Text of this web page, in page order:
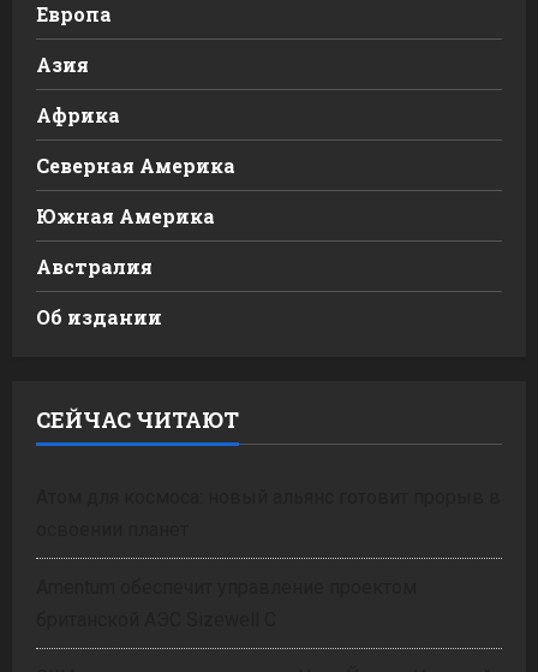
Европа
Азия
Африка
Северная Америка
Южная Америка
Австралия
Об издании
СЕЙЧАС ЧИТАЮТ